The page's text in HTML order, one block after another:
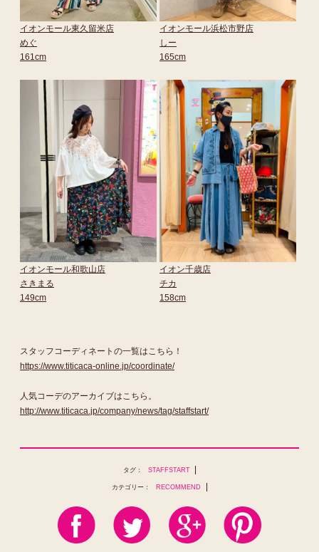
イオンモール東久留米店
めぐ
161cm
イオンモール浜松市野店
しー
165cm
イオンモール和歌山店
さきまる
149cm
イオン千歳店
チカ
158cm
スタッフコーディネートの一覧はこちら！
https://www.titicaca-online.jp/coordinate/
人気コーデのアーカイブはこちら。
http://www.titicaca.jp/company/news/tag/staffstart/
タグ： STAFFSTART
カテゴリー： RECOMMEND